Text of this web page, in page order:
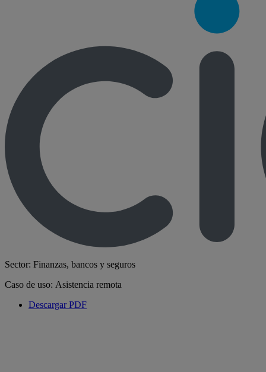
Sector: Finanzas, bancos y seguros
Caso de uso: Asistencia remota
Descargar PDF